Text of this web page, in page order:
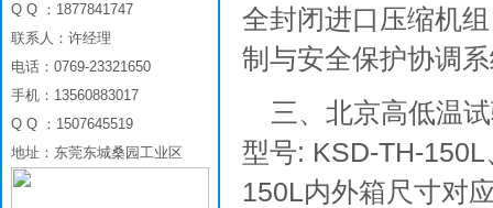
全封闭进口压缩机
制与安全保护协调
三、北京高低温
型号: KSD-TH-
150L内外箱尺寸对
Q Q ：1877841747
联系人：许经理
电话：0769-23321650
手机：13560883017
Q Q ：1507645519
地址：东莞东城桑园工业区